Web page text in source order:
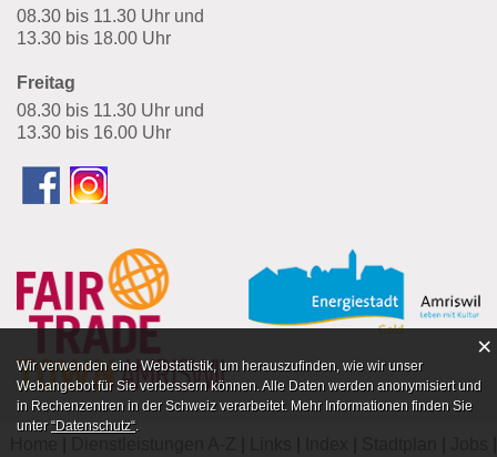
08.30 bis 11.30 Uhr und
13.30 bis 18.00 Uhr
Freitag
08.30 bis 11.30 Uhr und
13.30 bis 16.00 Uhr
Webstatistik
Wir verwenden eine Webstatistik, um herauszufinden, wie wir unser
Webangebot für Sie verbessern können. Alle Daten werden anonymisiert und
in Rechenzentren in der Schweiz verarbeitet. Mehr Informationen finden Sie
unter“Datenschutz“.
×